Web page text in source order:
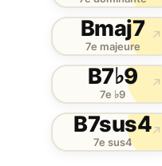
Bmaj7
7e majeure
↗
B7♭9
7e ♭9
↗
B7sus4
7e sus4
↗